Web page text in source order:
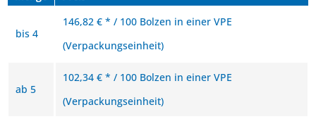
bis 4
146,82 € * / 100 Bolzen in einer VPE
(Verpackungseinheit)
ab 5
102,34 € * / 100 Bolzen in einer VPE
(Verpackungseinheit)